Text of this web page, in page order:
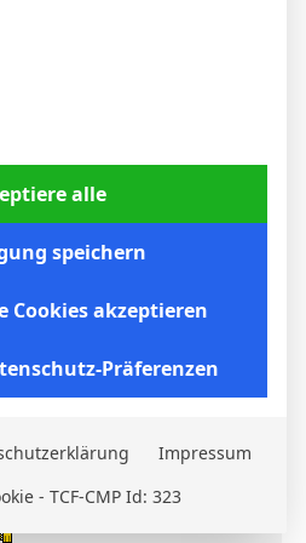
alle
speichern
Cookies akzeptieren
Präferenzen
Impressum
- TCF-CMP Id: 323